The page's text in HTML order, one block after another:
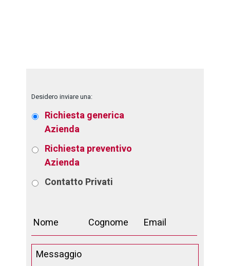
Desidero inviare una:
Richiesta generica
Azienda
Richiesta preventivo
Azienda
Contatto Privati